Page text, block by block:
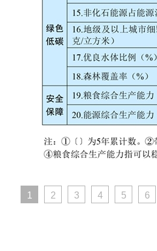
1 2 3 4 5 6